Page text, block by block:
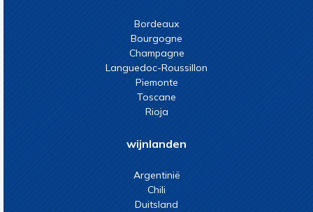
Bordeaux
Bourgogne
Champagne
Languedoc-Roussillon
Piemonte
Toscane
Rioja
wijnlanden
Argentinië
Chili
Duitsland